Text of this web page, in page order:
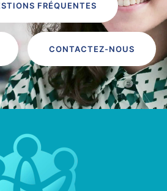
FRÉQUENTES
CONTACTEZ-NOUS